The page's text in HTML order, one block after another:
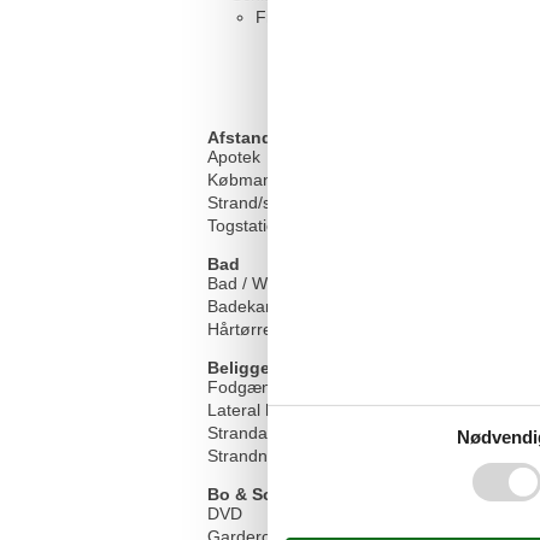
Französisches Doppelbett - Size:
Afstand
Apotek
Købmand
Strand/sø
Togstation/busstoppested
Bad
Bad / WC
Badekar
Hårtørrer
Beliggenhed
Fodgængerfelt
Lateral havudsigt
Strandafstand 50-100m
Strandnah
Bo & Sove
DVD
Garderobe